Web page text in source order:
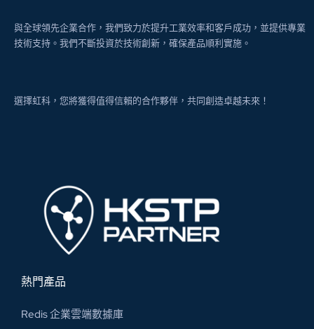
與全球領先企業合作，我們致力於提升工業效率和客戶成功，並提供專業
技術支持。我們不斷投資於技術創新，確保產品順利實施。
選擇虹科，您將獲得值得信賴的合作夥伴，共同創造卓越未來！
熱門產品
Redis 企業雲端數據庫